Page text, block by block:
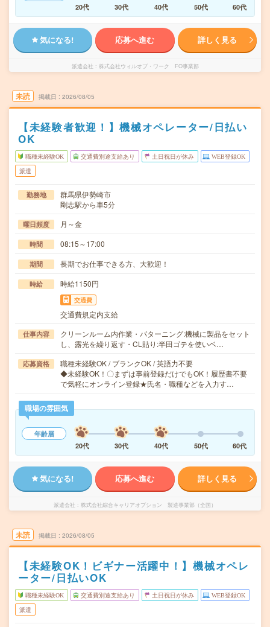
20代
30代 40代 50代 60代
気になる! 応募へ進む 詳しく見る
派遣会社 株式会社ウィルオブ・ワーク FO事業部
未読 掲載日 2026/08/05
【未経験者歓迎！】機械オペレーター/日払い
OK
職種未経験OK 交通費別途支給あり 土日祝日が休み WEB登録OK
派遣
勤務地
群馬県伊勢崎市
剛志駅から車5分
曜日頻度 月～金
時間 08:15～17:00
期間 長期でお仕事できる方、大歓迎！
時給 時給1150円
交通費
交通費規定内支給
仕事内容
クリーンルーム内作業・パターニング:機械に製品をセット
し、露光を繰り返す・CL貼り:半田ゴテを使いベ…
応募資格
職種未経験OK / ブランクOK / 英語力不要
◆未経験OK！〇まずは事前登録だけでもOK！履歴書不要
で気軽にオンライン登録★氏名・職種などを入力す…
職場の雰囲気
年齢層
20代
30代 40代 50代 60代
気になる! 応募へ進む 詳しく見る
派遣会社 株式会社綜合キャリアオプション 製造事業部（全国）
未読 掲載日 2026/08/05
【未経験OK！ビギナー活躍中！】機械オペレ
ーター/日払いOK
職種未経験OK 交通費別途支給あり 土日祝日が休み WEB登録OK
派遣